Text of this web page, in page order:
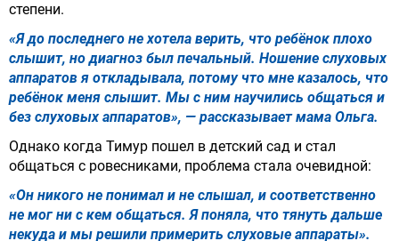
степени.
«Я до последнего не хотела верить, что ребёнок плохо
слышит, но диагноз был печальный. Ношение слуховых
аппаратов я откладывала, потому что мне казалось, что
ребёнок меня слышит. Мы с ним научились общаться и
без слуховых аппаратов», — рассказывает мама Ольга.
Однако когда Тимур пошел в детский сад и стал
общаться с ровесниками, проблема стала очевидной:
«Он никого не понимал и не слышал, и соответственно
не мог ни с кем общаться. Я поняла, что тянуть дальше
некуда и мы решили примерить слуховые аппараты».